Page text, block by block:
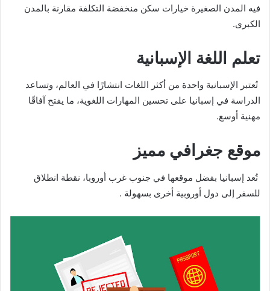
فيه المدن الصغيرة خيارات سكن منخفضة التكلفة مقارنة بالمدن
الكبرى.
تعلم اللغة الإسبانية
تُعتبر الإسبانية واحدة من أكثر اللغات انتشارًا في العالم، وتساعد
الدراسة في إسبانيا على تحسين المهارات اللغوية، ما يفتح آفاقًا
مهنية أوسع.
موقع جغرافي مميز
تُعد إسبانيا بفضل موقعها في جنوب غرب أوروبا، نقطة انطلاق
للسفر إلى دول أوروبية أخرى بسهولة .